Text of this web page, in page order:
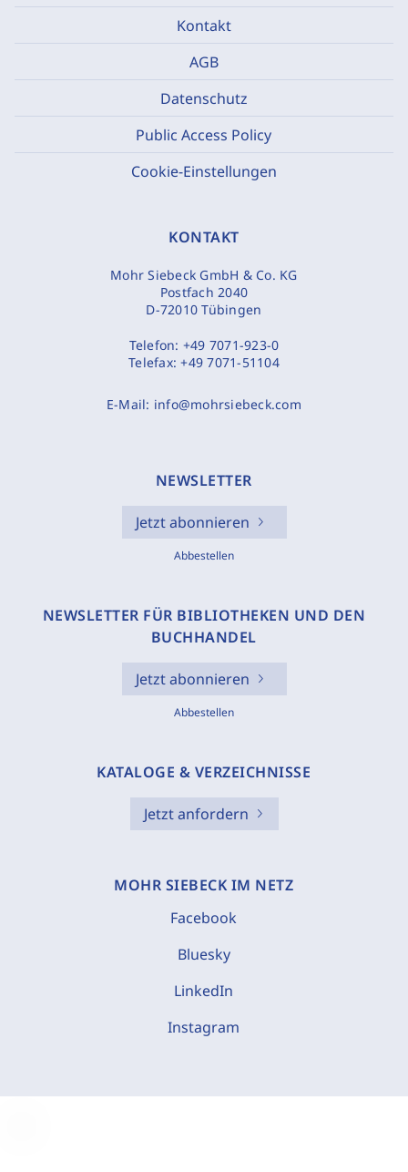
Kontakt
AGB
Datenschutz
Public Access Policy
Cookie-Einstellungen
KONTAKT
Mohr Siebeck GmbH & Co. KG
Postfach 2040
D-72010 Tübingen
Telefon: +49 7071-923-0
Telefax:+49 7071-51104
E-Mail: info@mohrsiebeck.com
NEWSLETTER
Jetzt abonnieren
Abbestellen
NEWSLETTER FÜR BIBLIOTHEKEN UND DEN
BUCHHANDEL
Jetzt abonnieren
Abbestellen
KATALOGE & VERZEICHNISSE
Jetzt anfordern
MOHR SIEBECK IM NETZ
Facebook
Bluesky
LinkedIn
Instagram